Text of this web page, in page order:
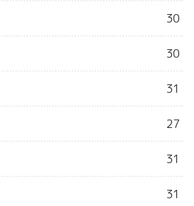
30
30
31
27
31
31